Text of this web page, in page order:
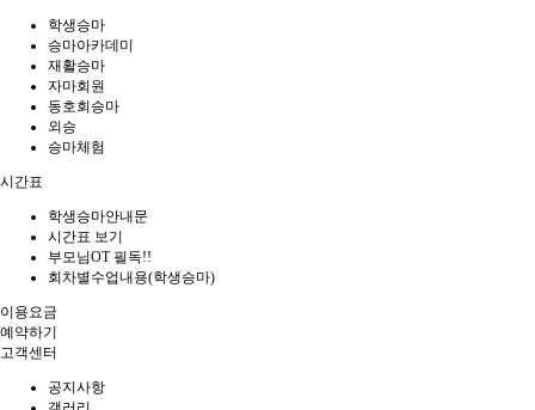
학생승마
승마아카데미
재활승마
자마회원
동호회승마
외승
승마체험
시간표
학생승마안내문
시간표 보기
부모님OT 필독!!
회차별수업내용(학생승마)
이용요금
예약하기
고객센터
공지사항